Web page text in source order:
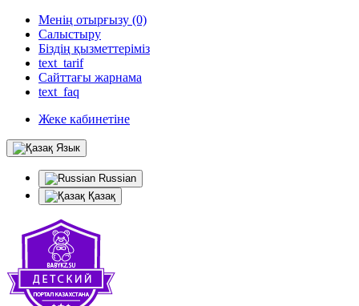
Менің отырғызу (0)
Салыстыру
Біздің қызметтеріміз
text_tarif
Сайттағы жарнама
text_faq
Жеке кабинетіне
Язык
Russian
Қазақ